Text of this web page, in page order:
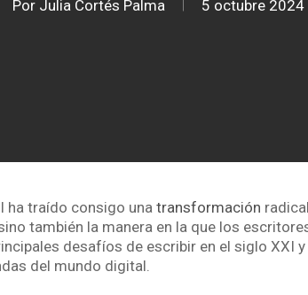
Por Julia Cortés Palma 5 octubre 2024
ha traído consigo unatransformación
también la manera en la que los
desafíos de escribir en el siglo XXI
del mundo digital.